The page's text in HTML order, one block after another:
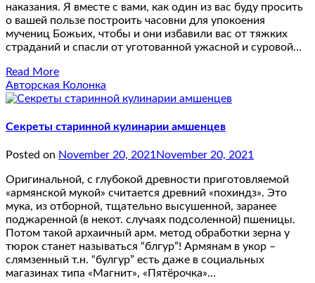
наказания. Я вместе с вами, как один из вас буду просить
о вашей пользе построить часовни для упокоения
мучениц Божьих, чтобы и они избавили вас от тяжких
страданий и спасли от уготованной ужасной и суровой…
Read More
Авторская Колонка
Секреты старинной кулинарии амшенцев
Posted on November 20, 2021November 20, 2021
Оригинальной, с глубокой древности приготовляемой
«армянской мукой» считается древний «похиндз». Это
мука, из отборной, тщательно высушенной, заранее
поджаренной (в некот. случаях подсоленной) пшеницы.
Потом такой архаичный арм. метод обработки зерна у
тюрок станет называться “блгур”! Армянам в укор –
слямзенный т.н. “булгур” есть даже в социальных
магазинах типа «Магнит», «Пятёрочка»…